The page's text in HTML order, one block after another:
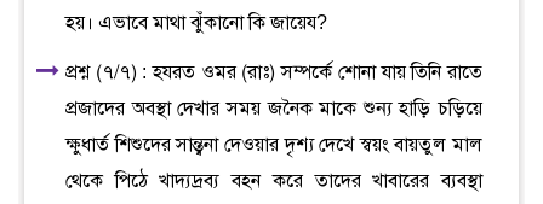
হয়। এভাবে মাথা ঝুঁকানো কি জায়েয?
প্রশ্ন (৭/৭) : হযরত ওমর (রাঃ) সম্পর্কে শোনা যায় তিনি রাতে
প্রজাদের অবস্থা দেখার সময় জনৈক মাকে শুন্য হাড়ি চড়িয়ে
ক্ষুধার্ত শিশুদের সান্ত্বনা দেওয়ার দৃশ্য দেখে স্বয়ং বায়তুল মাল
থেকে পিঠে খাদ্যদ্রব্য বহন করে তাদের খাবারের ব্যবস্থা